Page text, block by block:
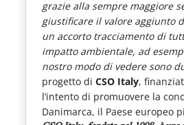
grazie alla sempre maggiore
giustificare il valore aggiunto
un accorto tracciamento di
impatto ambientale, ad
nostro modo di vedere sono
progetto di CSO Italy,
l’intento di promuovere la
Danimarca, il Paese europeo